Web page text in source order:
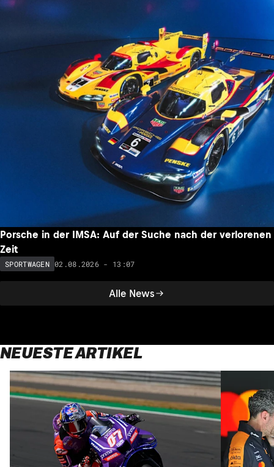
Alle News
Porsche in der IMSA: Auf der Suche nach der verlorenen
Zeit
SPORTWAGEN 02.08.2026 - 13:07
NEUESTE ARTIKEL